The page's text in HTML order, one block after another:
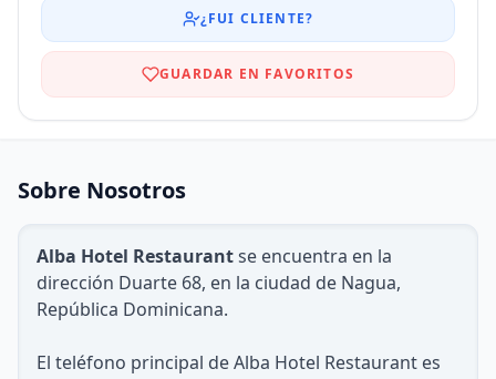
¿FUI CLIENTE?
GUARDAR EN FAVORITOS
Sobre Nosotros
Alba Hotel Restaurantse encuentra en la
dirección Duarte 68, en la ciudad de Nagua,
República Dominicana.
El teléfono principal de Alba Hotel Restaurant es